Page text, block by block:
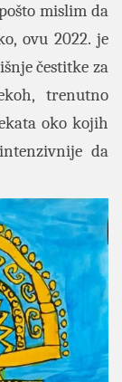
mislim da
ovu 2022. je
čestitke za
trenutno
oko kojih
da